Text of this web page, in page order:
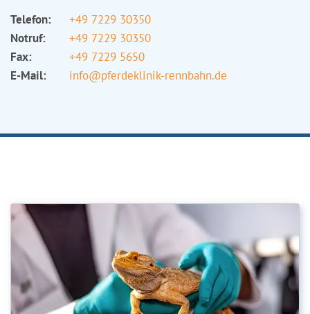
Telefon:
+49 7229 30350
Notruf:
+49 7229 30350
Fax:
+49 7229 5650
E-Mail:
info@pferdeklinik-rennbahn.de